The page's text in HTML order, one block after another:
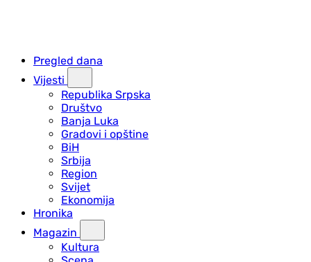
Pregled dana
Vijesti
Republika Srpska
Društvo
Banja Luka
Gradovi i opštine
BiH
Srbija
Region
Svijet
Ekonomija
Hronika
Magazin
Kultura